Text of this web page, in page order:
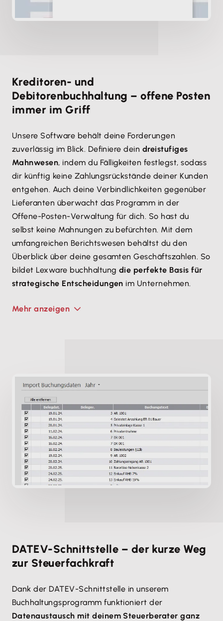
Kreditoren- und
Debitorenbuchhaltung – offene Posten
immer im Griff
Unsere Software behält deine Forderungen
zuverläs­sig im Blick. Definiere dein dreistufiges
Mahnwesen, indem du Fälligkeiten festlegst, sodass
dir künftig keine Zahlungs­rückstände deiner Kunden
entgehen. Auch deine Verbind­lichkeiten gegenüber
Lieferanten überwacht das Programm in der
Offene-Posten-Verwaltung für dich. So hast du
selbst keine Mahnungen zu befürchten. Mit dem
umfangreichen Berichts­wesen behältst du den
Überblick über deine gesamten Geschäfts­zahlen. So
bildet Lexware buchhaltung die perfekte Basis für
strategische Entscheidungen im Unternehmen.
Mehr anzeigen
DATEV-Schnittstelle – der kurze Weg
zur Steuerfachkraft
Dank der DATEV-Schnittstelle in unserem
Buchhaltungsprogramm funktioniert der
Datenaustausch mit deinem Steuerberater ganz